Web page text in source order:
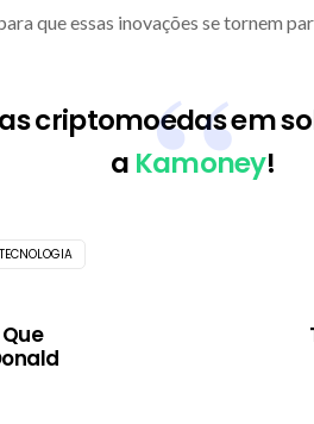
que essas inovações se tornem
criptomoedas em
a Kamoney!
TECNOLOGIA